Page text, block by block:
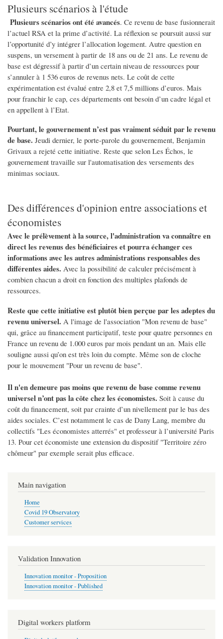
Plusieurs scénarios à l'étude
Plusieurs scénarios ont été avancés. Ce revenu de base fusionnerait
l’actuel RSA et la prime d’activité. La réflexion se poursuit aussi sur
l’opportunité d’y intégrer l’allocation logement. Autre question en
suspens, un versement à partir de 18 ans ou de 21 ans. Le revenu de
base est dégressif à partir d’un certain niveau de ressources pour
s’annuler à 1 536 euros de revenus nets. Le coût de cette
expérimentation est évalué entre 2,8 et 7,5 millions d’euros. Mais
pour franchir le cap, ces départements ont besoin d’un cadre légal et
en appellent à l’Etat.
Pourtant, le gouvernement n’est pas vraiment séduit par le revenu
de base. Jeudi dernier, le porte-parole du gouvernement, Benjamin
Grivaux a rejeté cette initiative. Reste que selon Les Échos, le
gouvernement travaille sur l'automatisation des versements des
minimas sociaux.
Des différences d'opinion entre associations et
économistes
Avec le prélèvement à la source, l'administration va connaître en
direct les revenus des bénéficiaires et pourra échanger ces
informations avec les autres administrations responsables des
différentes aides. Avec la possibilité de calculer précisément à
combien chacun a droit en fonction des multiples plafonds de
ressources.
Reste que cette initiative est plutôt bien perçue par les adeptes du
revenu universel. A l'image de l'association "Mon revenu de base"
qui, grâce au financement participatif, teste pour quatre personnes en
France un revenu de 1.000 euros par mois pendant un an. Mais elle
souligne aussi qu’on est très loin du compte. Même son de cloche
pour le mouvement "Pour un revenu de base".
Il n'en demeure pas moins que revenu de base comme revenu
universel n’ont pas la côte chez les économistes. Soit à cause du
coût du financement, soit par crainte d’un nivellement par le bas des
aides sociales. C’est notamment le cas de Dany Lang, membre du
collectifs "Les économistes atterrés" et professeur à l’université Paris
13. Pour cet économiste une extension du dispositif "Territoire zéro
chômeur" par exemple serait plus efficace.
Main navigation
Home
Covid 19 Observatory
Customer services
Validation Innovation
Innovation monitor - Proposition
Innovation monitor - Published
Digital workers platform